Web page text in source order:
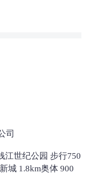
司
江世纪公园 步行750
城 1.8km奥体 900